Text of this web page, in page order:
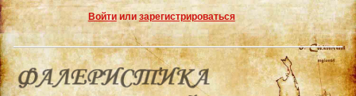
Войтиили зарегистрироваться